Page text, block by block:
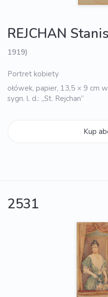
REJCHAN
1919)
Portret kobiety
ołówek, papier, 13,5 × 9 cm
sygn. l. d.: „St. Rejchan”
Kup
2531